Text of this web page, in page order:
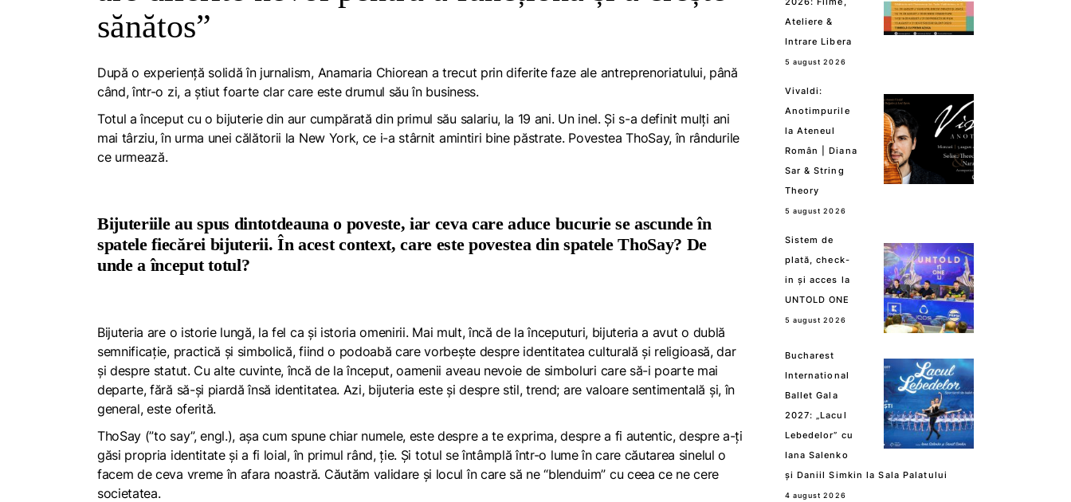
sănătos”
După o experiență solidă în jurnalism, Anamaria Chiorean a trecut prin diferite faze ale antreprenoriatului, până
când, într-o zi, a știut foarte clar care este drumul său în business.
Totul a început cu o bijuterie din aur cumpărată din primul său salariu, la 19 ani. Un inel. Și s-a definit mulți ani
mai târziu, în urma unei călătorii la New York, ce i-a stârnit amintiri bine păstrate. Povestea ThoSay, în rândurile
ce urmează.
Bijuteriile au spus dintotdeauna o poveste, iar ceva care aduce bucurie se ascunde în
spatele fiecărei bijuterii. În acest context, care este povestea din spatele ThoSay? De
unde a început totul?
Bijuteria are o istorie lungă, la fel ca și istoria omenirii. Mai mult, încă de la începuturi, bijuteria a avut o dublă
semnificație, practică și simbolică, fiind o podoabă care vorbește despre identitatea culturală și religioasă, dar
și despre statut. Cu alte cuvinte, încă de la început, oamenii aveau nevoie de simboluri care să-i poarte mai
departe, fără să-și piardă însă identitatea. Azi, bijuteria este și despre stil, trend; are valoare sentimentală și, în
general, este oferită.
ThoSay (”to say”, engl.), așa cum spune chiar numele, este despre a te exprima, despre a fi autentic, despre a-ți
găsi propria identitate și a fi loial, în primul rând, ție. Și totul se întâmplă într-o lume în care căutarea sinelul o
facem de ceva vreme în afara noastră. Căutăm validare și locul în care să ne “blenduim” cu ceea ce ne cere
societatea.
Ateliere &
Intrare Libera
5 august 2026
Vivaldi:
Anotimpurile
la Ateneul
Român | Diana
Sar & String
Theory
5 august 2026
Sistem de
plată, check-
in și acces la
UNTOLD ONE
5 august 2026
Bucharest
International
Ballet Gala
2027: „Lacul
Lebedelor” cu
Iana Salenko
și Daniil Simkin la Sala Palatului
4 august 2026